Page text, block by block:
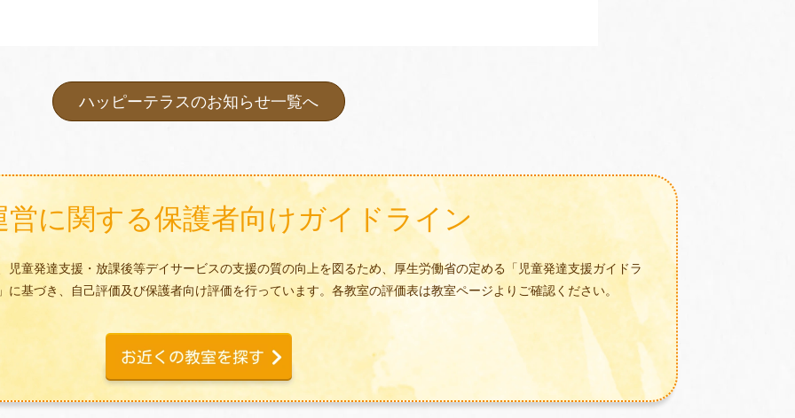
ハッピーテラスのお知らせ一覧へ
営に関する保護者向けガイドライン
童発達支援・放課後等デイサービスの支援の質の向上を図るため、厚生労働省の定める「児童発達支援ガイドラ
基づき、自己評価及び保護者向け評価を行っています。各教室の評価表は教室ページよりご確認ください。